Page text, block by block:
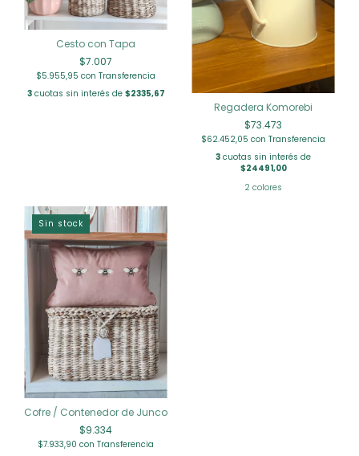
Cesto con Tapa
$7.007
$5.955,95 con Transferencia
3cuotas sin interés de $2335,67
Regadera Komorebi
$73.473
$62.452,05 con Transferencia
3 cuotas sin interés de
$24491,00
2 colores
Sin stock
Cofre / Contenedor de Junco
$9.334
$7.933,90 con Transferencia